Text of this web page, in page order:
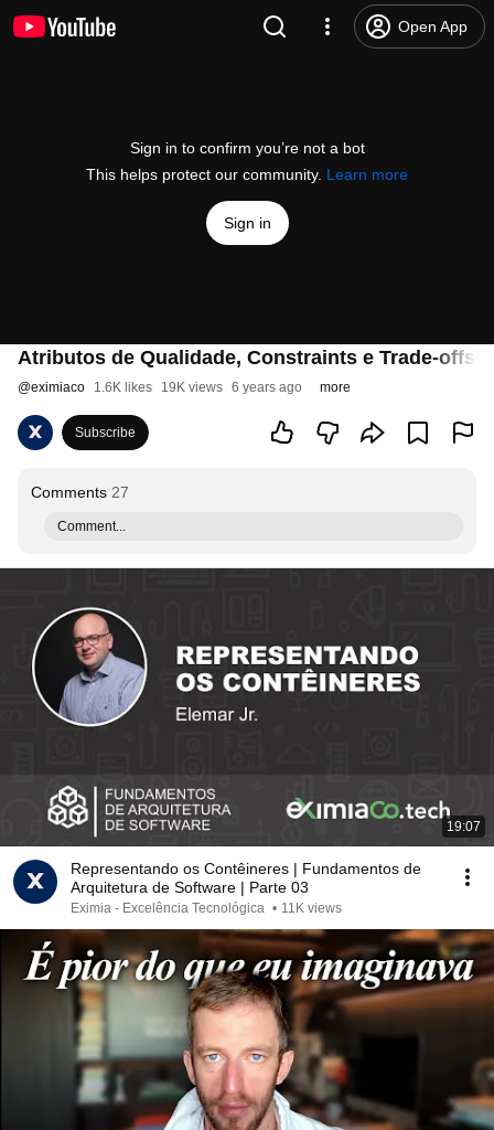
Open App
Sign in to confirm you’re not a bot
This helps protect our community. Learn more
Sign in
Atributos de Qualidade, Constraints e Trade-offs
@eximiaco 1.6K likes 19K views 6 years ago more
Subscribe
Comments 27
Comment...
19:07
Representando os Contêineres | Fundamentos de
Arquitetura de Software | Parte 03
Eximia - Excelência Tecnológica • 11K views